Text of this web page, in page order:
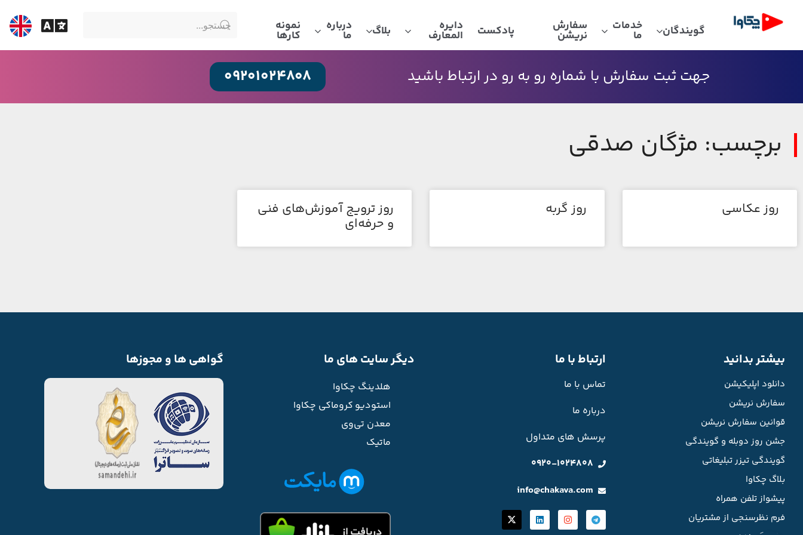
گویندگان خدمات
ما
سفارش
نریشن پادکست دایره
المعارف بلاگ درباره
ما
نمونه
کارها
جهت ثبت سفارش با شماره رو به رو در ارتباط باشید 09201024808
برچسب: مژگان صدقی
روز عکاسی روز گربه روز ترویج آموزش‌های فنی
و حرفه‌ای
بیشتر بدانید
دانلود اپلیکیشن
سفارش نریشن
قوانین سفارش نریشن
جشن روز دوبله و گویندگی
گویندگی تیزر تبلیغاتی
بلاگ چکاوا
پیشواز تلفن همراه
فرم نظرسنجی از مشتریان
ارتباط با ما
تماس با ما
درباره ما
پرسش های متداول
0920-1024808
info@chakava.com
دیگر سایت های ما
هلدینگ چکاوا
استودیو کروماکی چکاوا
معدن تی‌وی
ماتیک
گواهی ها و مجوزها